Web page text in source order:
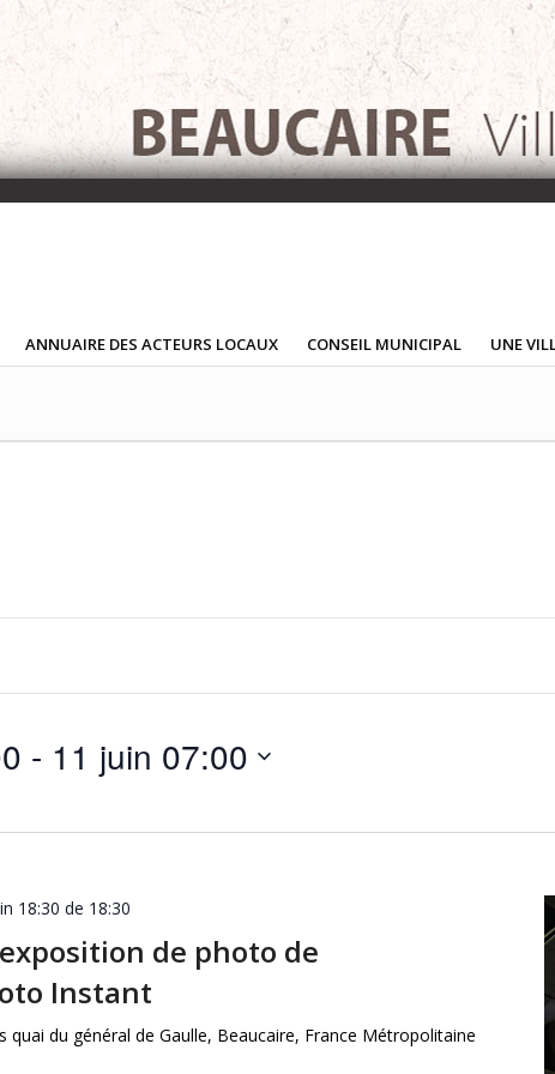
ANNUAIRE DES ACTEURS LOCAUX CONSEIL MUNICIPAL UNE
- 11 juin 07:00
18:30 de 18:30
de photo de
Instant
quai du général de Gaulle, Beaucaire, France Métropolitaine